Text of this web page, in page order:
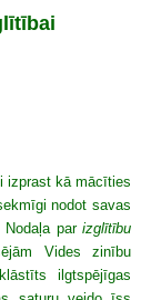
izprast kā mācīties
nodot savas
Nodaļa par izglītību
Vides zinību
ilgtspējīgas